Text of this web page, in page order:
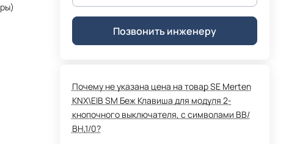
Позвонить инженеру
Почему не указана цена на товар SE Merten
KNX\EIB SM Беж Клавиша для модуля 2-
кнопочного выключателя, с символами ВВ/
ВН,1/0?